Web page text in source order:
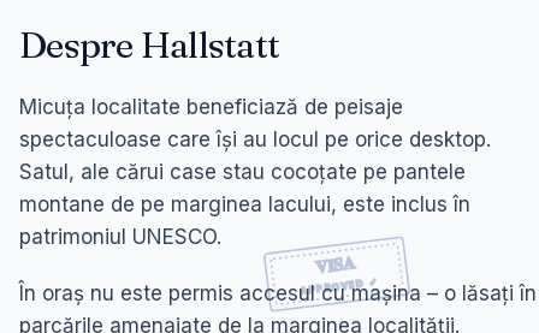
Despre Hallstatt
Micuța localitate beneficiază de peisaje
spectaculoase care își au locul pe orice desktop.
Satul, ale cărui case stau cocoțate pe pantele
montane de pe marginea lacului, este inclus în
patrimoniul UNESCO.
În oraș nu este permis accesul cu mașina – o lăsați în
parcările amenajate de la marginea localității.